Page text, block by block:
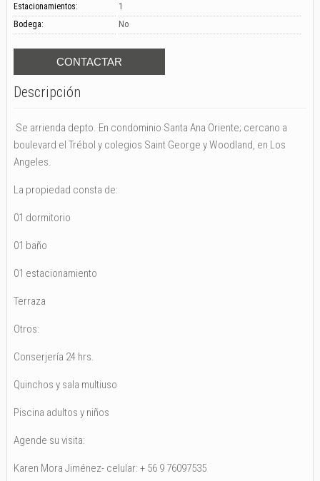
Estacionamientos:
1
Bodega:
No
Descripción
Se arrienda depto. En condominio Santa Ana Oriente; cercano a
boulevard el Trébol y colegios Saint George y Woodland, en Los
Angeles.
La propiedad consta de:
01 dormitorio
01 baño
01 estacionamiento
Terraza
Otros:
Conserjería 24 hrs.
Quinchos y sala multiuso
Piscina adultos y niños
Agende su visita:
Karen Mora Jiménez- celular: + 56 9 76097535